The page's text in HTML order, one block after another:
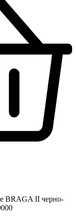
BRAGA II черно-